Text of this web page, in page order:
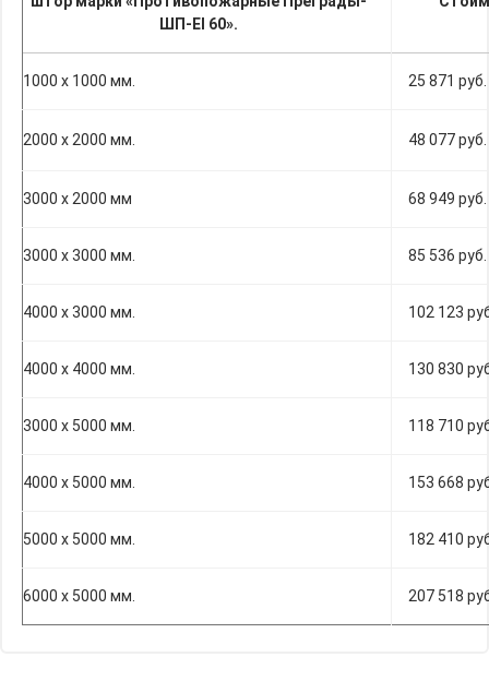
ШП-EI 60».
1000 х 1000 мм. 25 871 руб.
2000 х 2000 мм. 48 077 руб.
3000 х 2000 мм 68 949 руб.
3000 х 3000 мм. 85 536 руб.
4000 х 3000 мм. 102 123
4000 х 4000 мм. 130 830
3000 х 5000 мм. 118 710
4000 х 5000 мм. 153 668
5000 х 5000 мм. 182 410
6000 х 5000 мм. 207 518